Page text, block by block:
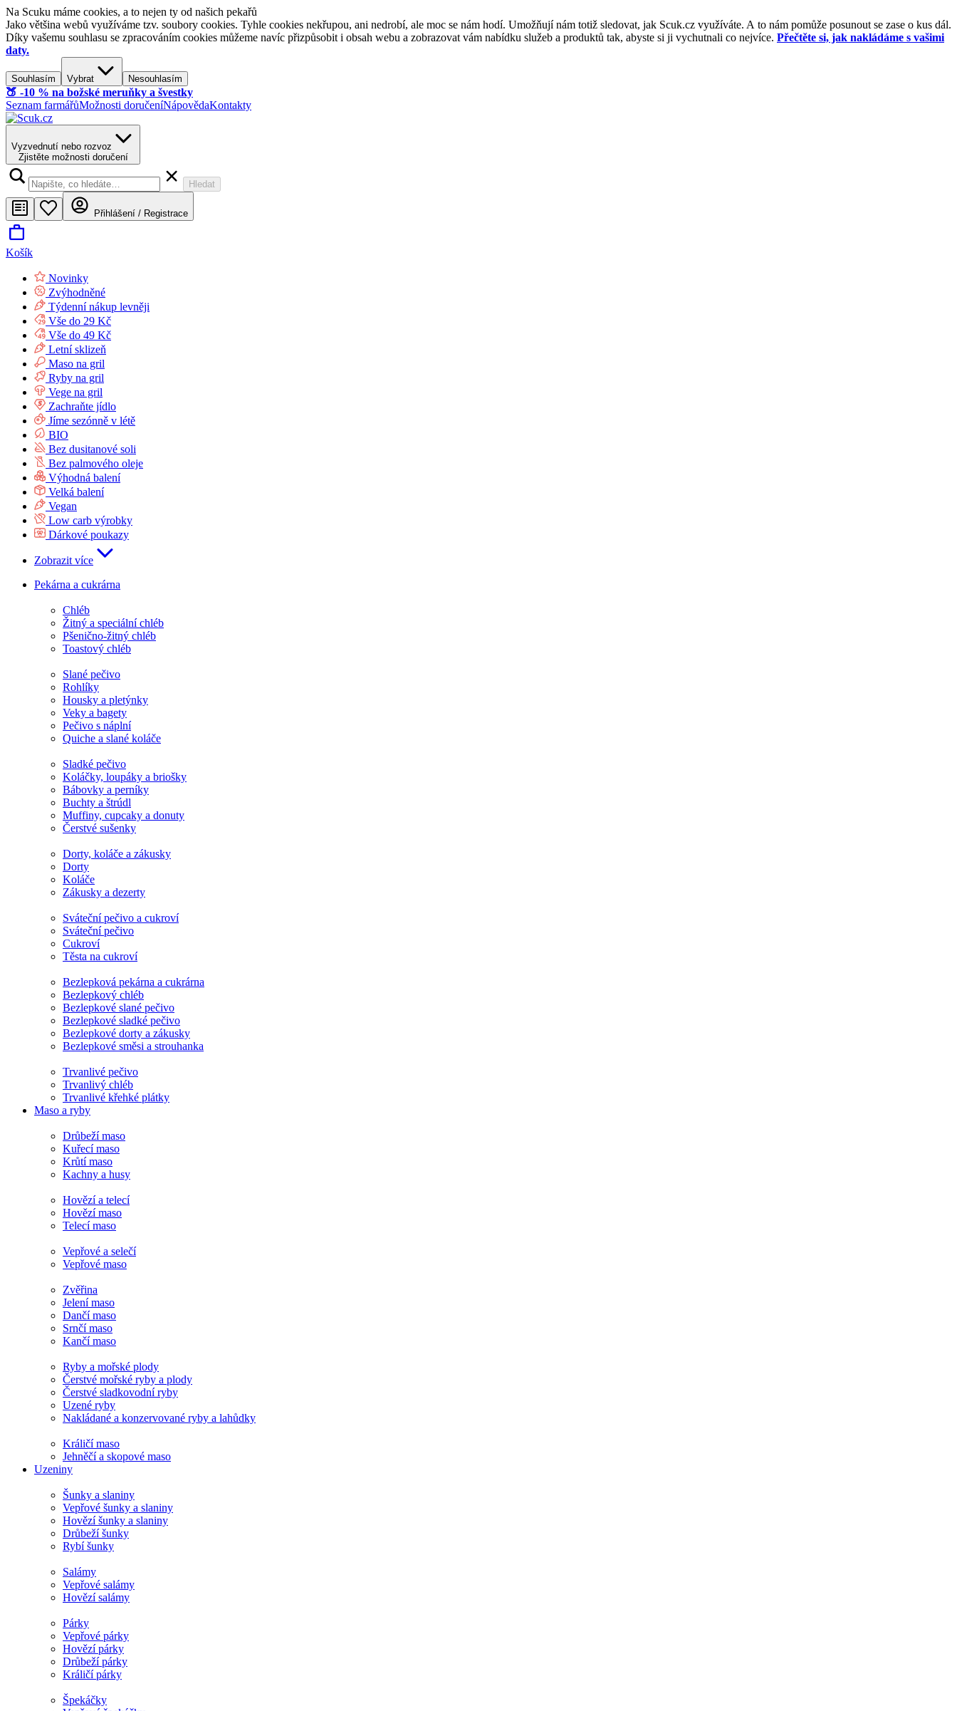
Na Scuku máme cookies, a to nejen ty od našich pekařů
Jako většina webů využíváme tzv. soubory cookies. Tyhle cookies nekřupou, ani nedrobí, ale moc se nám hodí. Umožňují nám totiž sledovat, jak Scuk.cz využíváte. A to nám pomůže posunout se zase o kus dál.
Díky vašemu souhlasu se zpracováním cookies můžeme navíc přizpůsobit i obsah webu a zobrazovat vám nabídku služeb a produktů tak, abyste si ji vychutnali co nejvíce. Přečtěte si, jak nakládáme s vašimi
daty.
Souhlasím Vybrat Nesouhlasím
🍑​ -10 % na božské meruňky a švestky
Seznam farmářůMožnosti doručeníNápovědaKontakty
Vyzvednutí nebo rozvoz
Zjistěte možnosti doručení
Hledat
Přihlášení / Registrace
Košík
Novinky
Zvýhodněné
Týdenní nákup levněji
Vše do 29 Kč
Vše do 49 Kč
Letní sklizeň
Maso na gril
Ryby na gril
Vege na gril
Zachraňte jídlo
Jíme sezónně v létě
BIO
Bez dusitanové soli
Bez palmového oleje
Výhodná balení
Velká balení
Vegan
Low carb výrobky
Dárkové poukazy
Zobrazit více
Pekárna a cukrárna
Chléb
Žitný a speciální chléb
Pšenično-žitný chléb
Toastový chléb
Slané pečivo
Rohlíky
Housky a pletýnky
Veky a bagety
Pečivo s náplní
Quiche a slané koláče
Sladké pečivo
Koláčky, loupáky a briošky
Bábovky a perníky
Buchty a štrúdl
Muffiny, cupcaky a donuty
Čerstvé sušenky
Dorty, koláče a zákusky
Dorty
Koláče
Zákusky a dezerty
Sváteční pečivo a cukroví
Sváteční pečivo
Cukroví
Těsta na cukroví
Bezlepková pekárna a cukrárna
Bezlepkový chléb
Bezlepkové slané pečivo
Bezlepkové sladké pečivo
Bezlepkové dorty a zákusky
Bezlepkové směsi a strouhanka
Trvanlivé pečivo
Trvanlivý chléb
Trvanlivé křehké plátky
Maso a ryby
Drůbeží maso
Kuřecí maso
Krůtí maso
Kachny a husy
Hovězí a telecí
Hovězí maso
Telecí maso
Vepřové a selečí
Vepřové maso
Zvěřina
Jelení maso
Dančí maso
Srnčí maso
Kančí maso
Ryby a mořské plody
Čerstvé mořské ryby a plody
Čerstvé sladkovodní ryby
Uzené ryby
Nakládané a konzervované ryby a lahůdky
Králičí maso
Jehněčí a skopové maso
Uzeniny
Šunky a slaniny
Vepřové šunky a slaniny
Hovězí šunky a slaniny
Drůbeží šunky
Rybí šunky
Salámy
Vepřové salámy
Hovězí salámy
Párky
Vepřové párky
Hovězí párky
Drůbeží párky
Králičí párky
Špekáčky